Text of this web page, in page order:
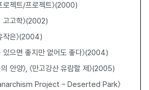
로젝트/프로젝트〉(2000)
고고학〉(2002)
작은〉(2004)
있으면 좋지만 없어도 좋다〉(2004)
안양〉, 〈만고강산 유람할 제〉(2005)
Project – Deserted Park〉